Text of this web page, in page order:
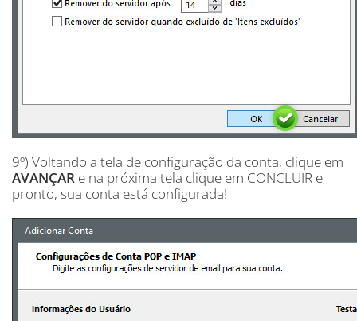
9º) Voltando a tela de configuração da conta, clique em
AVANÇAR e na próxima tela clique em CONCLUIR e
pronto, sua conta está configurada!